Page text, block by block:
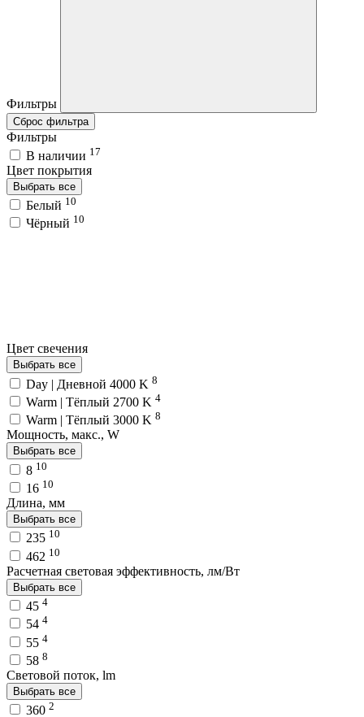
Фильтры
Сброс фильтра
Фильтры
В наличии 17
Цвет покрытия
Выбрать все
Белый 10
Чёрный 10
Цвет свечения
Выбрать все
Day | Дневной 4000 K 8
Warm | Тёплый 2700 K 4
Warm | Тёплый 3000 K 8
Мощность, макс., W
Выбрать все
8 10
16 10
Длина, мм
Выбрать все
235 10
462 10
Расчетная световая эффективность, лм/Вт
Выбрать все
45 4
54 4
55 4
58 8
Световой поток, lm
Выбрать все
360 2